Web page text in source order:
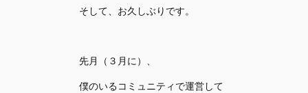
そして、お久しぶりです。
先月（３月に）、
僕のいるコミュニティで運営して